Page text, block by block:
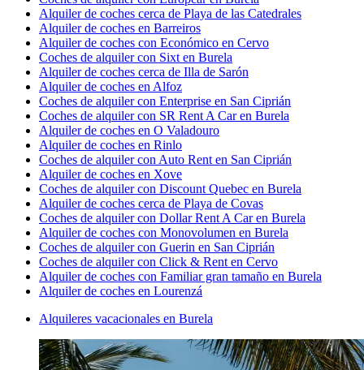
Alquiler de coches cerca de Playa de las Catedrales
Alquiler de coches en Barreiros
Alquiler de coches con Económico en Cervo
Coches de alquiler con Sixt en Burela
Alquiler de coches cerca de Illa de Sarón
Alquiler de coches en Alfoz
Coches de alquiler con Enterprise en San Ciprián
Coches de alquiler con SR Rent A Car en Burela
Alquiler de coches en O Valadouro
Alquiler de coches en Rinlo
Coches de alquiler con Auto Rent en San Ciprián
Alquiler de coches en Xove
Coches de alquiler con Discount Quebec en Burela
Alquiler de coches cerca de Playa de Covas
Coches de alquiler con Dollar Rent A Car en Burela
Alquiler de coches con Monovolumen en Burela
Coches de alquiler con Guerin en San Ciprián
Coches de alquiler con Click & Rent en Cervo
Alquiler de coches con Familiar gran tamaño en Burela
Alquiler de coches en Lourenzá
Alquileres vacacionales en Burela